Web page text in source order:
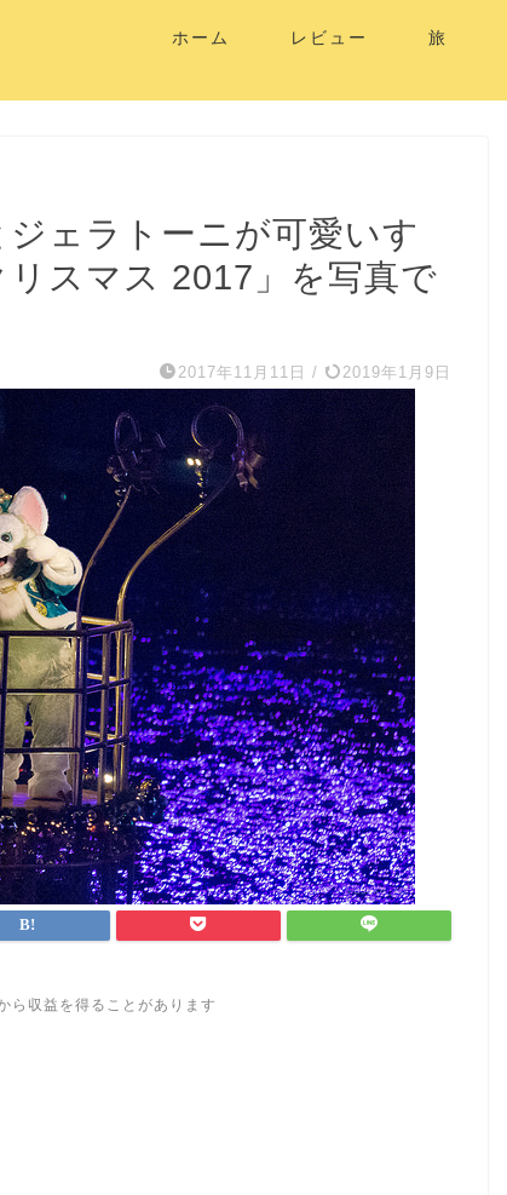
ホーム レビュー 旅
ジェラトーニが可愛いす
スマス 2017」を写真で
2017年11月11日 / 2019年1月9日
ら収益を得ることがあります